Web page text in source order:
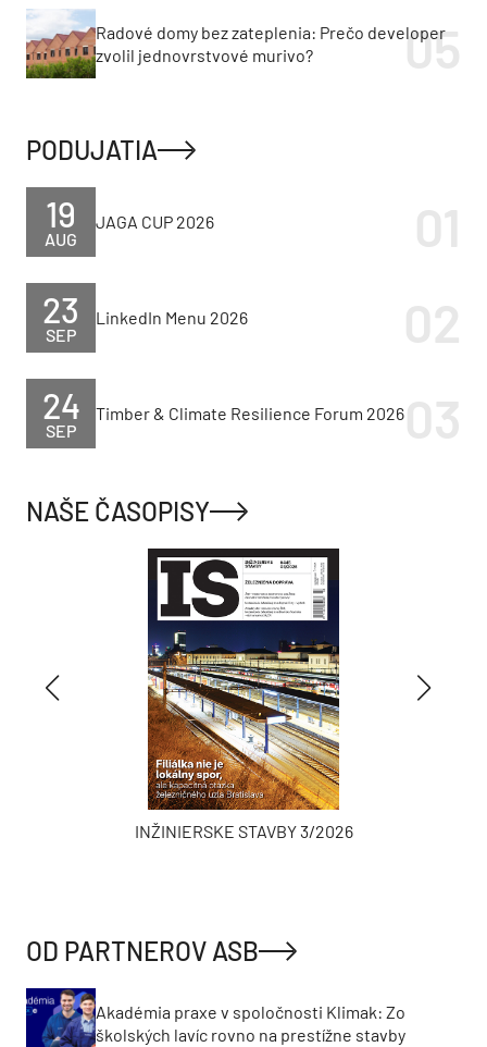
Radové domy bez zateplenia: Prečo developer
zvolil jednovrstvové murivo?
PODUJATIA
AUG
19 JAGA CUP 2026
SEP
23 LinkedIn Menu 2026
SEP
24 Timber & Climate Resilience Forum 2026
NAŠE ČASOPISY
INŽINIERSKE STAVBY 3/2026
OD PARTNEROV ASB
Akadémia praxe v spoločnosti Klimak: Zo
školských lavíc rovno na prestížne stavby